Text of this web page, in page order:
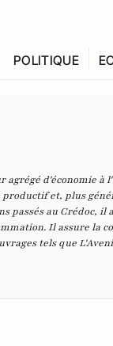
POLITIQUE
agrégé d'économie à
et, plus
passés au
Il assure la
tels que